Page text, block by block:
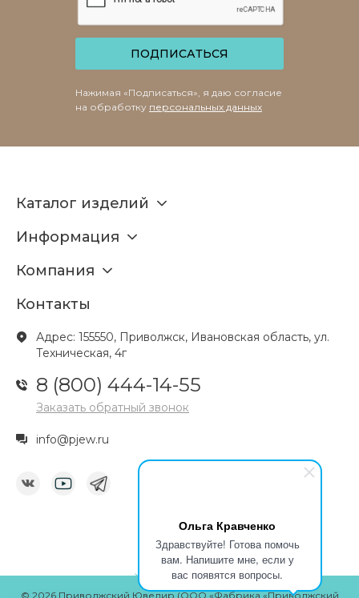
Ольга Кравченко
Здравствуйте! Готова помочь
вам. Напишите мне, если у
вас появятся вопросы.
ПОДПИСАТЬСЯ
Нажимая «Подписаться», я даю согласие
на обработку персональных данных
Каталог изделий
Информация
Компания
Контакты
Адрес: 155550, Приволжск, Ивановская область, ул.
Техническая, 4г
8 (800) 444-14-55
Заказать обратный звонок
info@pjew.ru
© 2026 Приволжский Ювелир (ООО «Фабрика «Приволжский